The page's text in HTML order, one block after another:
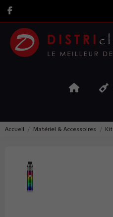
Accueil Matériel & Accessoires Kit